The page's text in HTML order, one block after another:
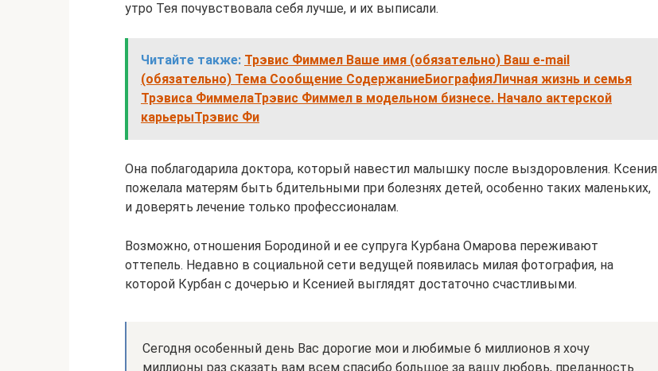
утро Тея почувствовала себя лучше, и их выписали.
Читайте также: Трэвис Фиммел Ваше имя (обязательно) Ваш e-mail
(обязательно) Тема Сообщение СодержаниеБиографияЛичная жизнь и семья
Трэвиса ФиммелаТрэвис Фиммел в модельном бизнесе. Начало актерской
карьерыТрэвис Фи
Она поблагодарила доктора, который навестил малышку после выздоровления. Ксения
пожелала матерям быть бдительными при болезнях детей, особенно таких маленьких,
и доверять лечение только профессионалам.
Возможно, отношения Бородиной и ее супруга Курбана Омарова переживают
оттепель. Недавно в социальной сети ведущей появилась милая фотография, на
которой Курбан с дочерью и Ксенией выглядят достаточно счастливыми.
Сегодня особенный день Вас дорогие мои и любимые 6 миллионов я хочу
миллионы раз сказать вам всем спасибо большое за вашу любовь, преданность